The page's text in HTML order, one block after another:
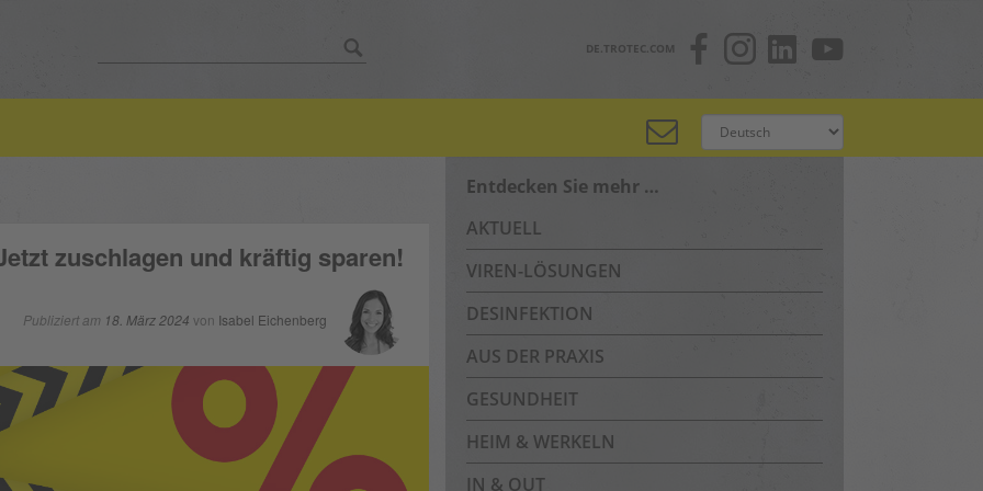
DE.TROTEC.COM
zuschlagen und kräftig sparen!
Publiziert am 18. März 2024 von Isabel Eichenberg
Entdecken Sie mehr …
AKTUELL
VIREN-LÖSUNGEN
DESINFEKTION
AUS DER PRAXIS
GESUNDHEIT
HEIM & WERKELN
IN & OUT